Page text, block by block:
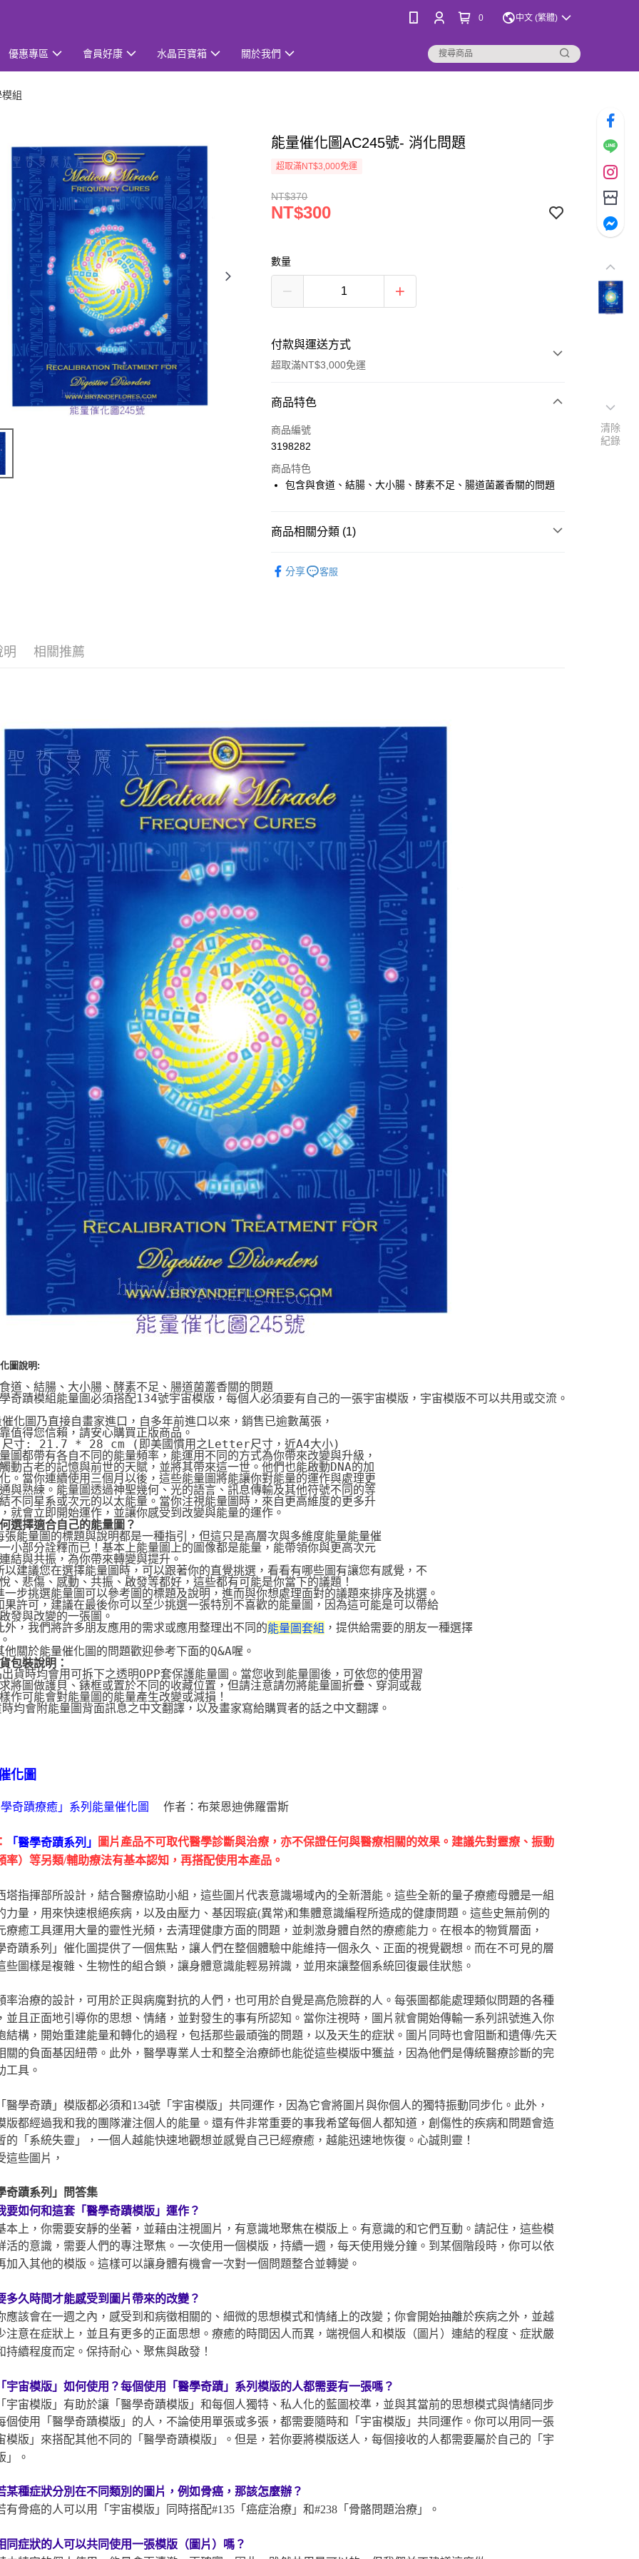
0 中文 (繁體)
優惠專區 會員好康 水晶百寶箱 關於我們
組
能量催化圖AC245號- 消化問題
超取滿NT$3,000免運
NT$370
NT$300
數量
付款與運送方式
超取滿NT$3,000免運
付款方式
信用卡一次付款
LINE Pay
街口支付
每筆NT$80，滿NT$3,000(含以上)免運費
賣家宅配幫您送（台灣）
每筆NT$80，滿NT$3,000(含以上)免運費
郵局幫你送（離島）
每筆NT$80，滿NT$3,000(含以上)免運費
付款後門市自取
免運費
商品特色
商品編號
3198282
商品特色
包含與食道、結腸、大小腸、酵素不足、腸道菌叢香關的問題
商品相關分類 (1)
分享
客服
明 相關推薦
圖說明:
道、結腸、大小腸、酵素不足、腸道菌叢香關的問題
奇蹟模組能量圖必須搭配134號宇宙模版，每個人必須要有自己的一張宇宙模版，宇宙模版不可以共用或交流。
化圖乃直接自畫家進口，自多年前進口以來，銷售已逾數萬張，
值得您信賴，請安心購買正版商品。
尺寸: 21.7 * 28 cm (即美國慣用之Letter尺寸，近A4大小)
圖都帶有各自不同的能量頻率，能運用不同的方式為你帶來改變與升級，
動古老的記憶與前世的天賦，並將其帶來這一世。他們也能啟動DNA的加
。當你連續使用三個月以後，這些能量圖將能讓你對能量的運作與處理更
與熟練。能量圖透過神聖幾何、光的語言、訊息傳輸及其他符號不同的等
不同星系或次元的以太能量。當你注視能量圖時，來自更高維度的更多升
就會立即開始運作，並讓你感受到改變與能量的運作。
選擇適合自己的能量圖？
能量圖的標題與說明都是一種指引，但這只是高層次與多維度能量能量催
小部分詮釋而已！基本上能量圖上的圖像都是能量，能帶領你與更高次元
結與共振，為你帶來轉變與提升。
建議您在選擇能量圖時，可以跟著你的直覺挑選，看看有哪些圖有讓您有感覺，不
、悲傷、感動、共振、啟發等都好，這些都有可能是你當下的議題！
步挑選能量圖可以參考圖的標題及說明，進而與你想處理面對的議題來排序及挑選。
許可，建議在最後你可以至少挑選一張特別不喜歡的能量圖，因為這可能是可以帶給
發與改變的一張圖。
，我們將許多朋友應用的需求或應用整理出不同的
能量圖套組 ，提供給需要的朋友一種選擇
關於能量催化圖的問題歡迎參考下面的Q&A喔。
包裝說明：
貨時均會用可拆下之透明OPP套保護能量圖。當您收到能量圖後，可依您的使用習
將圖做護貝、錶框或置於不同的收藏位置，但請注意請勿將能量圖折疊、穿洞或裁
作可能會對能量圖的能量產生改變或減損！
均會附能量圖背面訊息之中文翻譯，以及畫家寫給購買者的話之中文翻譯。
化圖
奇蹟療癒」系列能量催化圖 作者：布萊恩迪佛羅雷斯
「醫學奇蹟系列」
圖片產品不可取代醫學診斷與治療，亦不保證任何與醫療相關的效果。建議先對靈療、振動
率）等另類/輔助療法有基本認知，再搭配使用本產品。
塔指揮部所設計，結合醫療協助小組，這些圖片代表意識場域內的全新潛能。這些全新的量子療癒母體是一組
力量，用來快速根絕疾病，以及由壓力、基因瑕疵(異常)和集體意識編程所造成的健康問題。這些史無前例的
療癒工具運用大量的靈性光頻，去清理健康方面的問題，並刺激身體自然的療癒能力。在根本的物質層面，
奇蹟系列」催化圖提供了一個焦點，讓人們在整個體驗中能維持一個永久、正面的視覺觀想。而在不可見的層
些圖樣是複雜、生物性的組合鎖，讓身體意識能輕易辨識，並用來讓整個系統回復最佳狀態。
率治療的設計，可用於正與病魔對抗的人們，也可用於自覺是高危險群的人。每張圖都能處理類似問題的各種
並且正面地引導你的思想、情緒，並對發生的事有所認知。當你注視時，圖片就會開始傳輸一系列訊號進入你
結構，開始重建能量和轉化的過程，包括那些最頑強的問題，以及天生的症狀。圖片同時也會阻斷和遺傳/先天
關的負面基因紐帶。此外，醫學專業人士和整全治療師也能從這些模版中獲益，因為他們是傳統醫療診斷的完
工具。
醫學奇蹟」模版都必須和134號「宇宙模版」共同運作，因為它會將圖片與你個人的獨特振動同步化。此外，
版都經過我和我的團隊灌注個人的能量。還有件非常重要的事我希望每個人都知道，創傷性的疾病和問題會造
的「系統失靈」，一個人越能快速地觀想並感覺自己已經療癒，越能迅速地恢復。心誠則靈！
這些圖片，
奇蹟系列」問答集
要如何和這套「醫學奇蹟模版」運作？
本上，你需要安靜的坐著，並藉由注視圖片，有意識地聚焦在模版上。有意識的和它們互動。請記住，這些模
活的意識，需要人們的專注聚焦。一次使用一個模版，持續一週，每天使用幾分鐘。到某個階段時，你可以依
加入其他的模版。這樣可以讓身體有機會一次對一個問題整合並轉變。
多久時間才能感受到圖片帶來的改變？
應該會在一週之內，感受到和病徵相關的、細微的思想模式和情緒上的改變；你會開始抽離於疾病之外，並越
注意在症狀上，並且有更多的正面思想。療癒的時間因人而異，端視個人和模版（圖片）連結的程度、症狀嚴
持續程度而定。保持耐心、聚焦與啟發！
宇宙模版」如何使用？每個使用「醫學奇蹟」系列模版的人都需要有一張嗎？
宇宙模版」有助於讓「醫學奇蹟模版」和每個人獨特、私人化的藍圖校準，並與其當前的思想模式與情緒同步
個使用「醫學奇蹟模版」的人，不論使用單張或多張，都需要隨時和「宇宙模版」共同運作。你可以用同一張
模版」來搭配其他不同的「醫學奇蹟模版」。但是，若你要將模版送人，每個接收的人都需要屬於自己的「宇
」。
某種症狀分別在不同類別的圖片，例如骨癌，那該怎麼辦？
有骨癌的人可以用「宇宙模版」同時搭配#135「癌症治療」和#238「骨骼問題治療」。
同症狀的人可以共同使用一張模版（圖片）嗎？
清除
紀錄